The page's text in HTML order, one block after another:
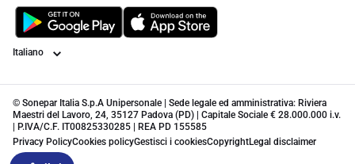
Lingua
© Sonepar Italia S.p.A Unipersonale | Sede legale ed amministrativa: Riviera
Maestri del Lavoro, 24, 35127 Padova (PD) | Capitale Sociale € 28.000.000 i.v.
| P.IVA/C.F. IT00825330285 | REA PD 155585
Privacy PolicyCookies policyGestisci i cookiesCopyrightLegal disclaimer